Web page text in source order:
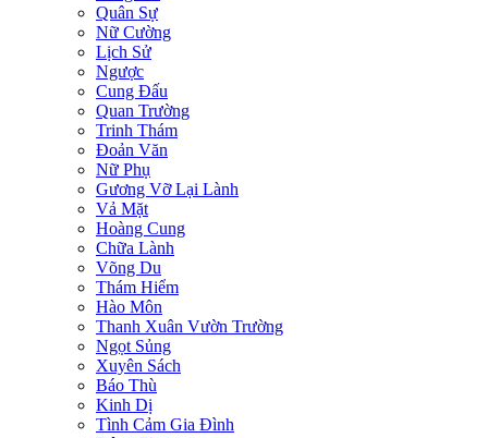
Quân Sự
Nữ Cường
Lịch Sử
Ngược
Cung Đấu
Quan Trường
Trinh Thám
Đoản Văn
Nữ Phụ
Gương Vỡ Lại Lành
Vả Mặt
Hoàng Cung
Chữa Lành
Võng Du
Thám Hiểm
Hào Môn
Thanh Xuân Vườn Trường
Ngọt Sủng
Xuyên Sách
Báo Thù
Kinh Dị
Tình Cảm Gia Đình